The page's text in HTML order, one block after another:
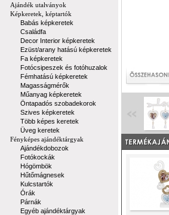
Ajándék utalványok
Képkeretek, képtartók
Babás képkeretek
Családfa
Decor Interior képkeretek
Ezüst/arany hatású képkeretek
Fa képkeretek
Fotócsipeszek és fotóhuzalok
Fémhatású képkeretek
Magasságmérők
Műanyag képkeretek
Öntapadós szobadekorok
Szives képkeretek
Több képes keretek
Üveg keretek
Fényképes ajándéktárgyak
Ajándékdobozok
Fotókockák
Hógömbök
Hűtőmágnesek
Kulcstartók
Órák
Párnák
Egyéb ajándéktárgyak